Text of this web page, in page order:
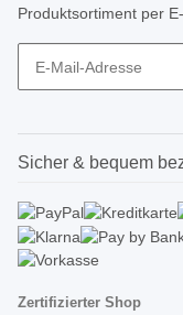
Produktsortiment per
Sicher & bequem
Zertifizierter Shop